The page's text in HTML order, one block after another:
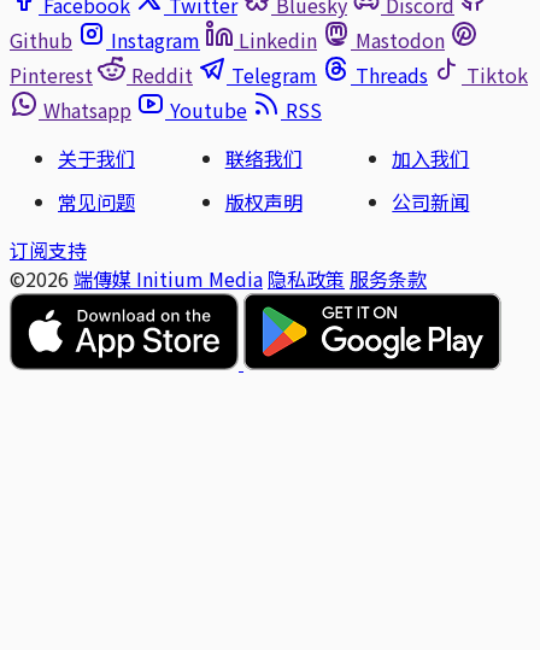
Github
Instagram Linkedin
Mastodon
Pinterest
Reddit Telegram Threads
Tiktok
Whatsapp
Youtube
RSS
关于我们
联络我们
加入我们
常见问题
版权声明
公司新闻
订阅支持
©2026 端傳媒 Initium Media 隐私政策 服务条款